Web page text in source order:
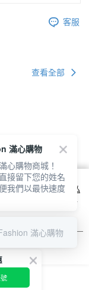
客服
查看全部
之詳情，及若您不希
，請參閱本網站「
隱私
意本公司得按本網站使
滿心購物
心購物商城！
接留下您的姓名
我們以最快速度
滿心購物